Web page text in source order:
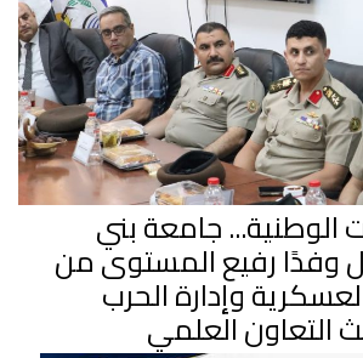
الوطنية... جامعة بني
رفيع المستوى من
وإدارة الحرب
التعاون العلمي